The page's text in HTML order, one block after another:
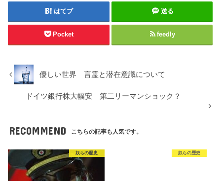
はてブ 送る
Pocket feedly
優しい世界 言霊と潜在意識について
ドイツ銀行株大幅安 第二リーマンショック？
RECOMMEND こちらの記事も人気です。
奴らの歴史 奴らの歴史